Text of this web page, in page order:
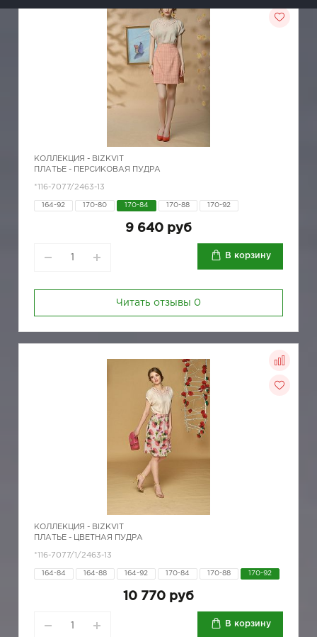
КОЛЛЕКЦИЯ - BIZKVIT
ПЛАТЬЕ - ПЕРСИКОВАЯ ПУДРА
*116-7077/2463-13
164-92 170-80 170-84 170-88 170-92
9 640 руб
В корзину
Читать отзывы 0
КОЛЛЕКЦИЯ - BIZKVIT
ПЛАТЬЕ - ЦВЕТНАЯ ПУДРА
*116-7077/1/2463-13
164-84 164-88 164-92 170-84 170-88 170-92
10 770 руб
В корзину